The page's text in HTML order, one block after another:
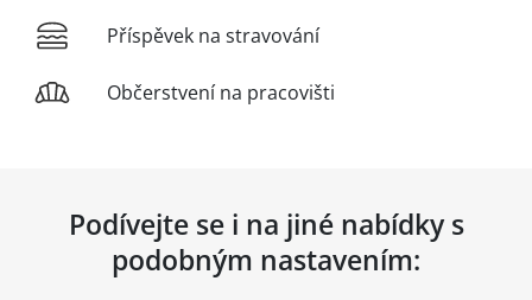
Příspěvek na stravování
Občerstvení na pracovišti
Podívejte se i na jiné nabídky s
podobným nastavením: